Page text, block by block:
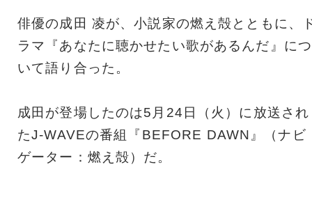
俳優の成田 凌が、小説家の燃え殻とともに、
ラマ『あなたに聴かせたい歌があるんだ』につ
いて語り合った。
成田が登場したのは5月24日（火）に放送され
たJ-WAVEの番組『BEFORE DAWN』（ナビ
ゲーター：燃え殻）だ。